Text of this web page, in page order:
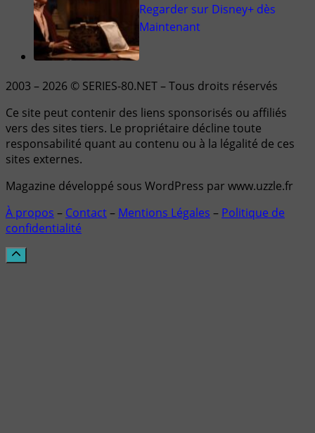
Regarder sur Disney+ dès
Maintenant
2003 – 2026 © SERIES-80.NET – Tous droits réservés
Ce site peut contenir des liens sponsorisés ou affiliés
vers des sites tiers. Le propriétaire décline toute
responsabilité quant au contenu ou à la légalité de ces
sites externes.
Magazine développé sous WordPress par www.uzzle.fr
À propos – Contact– Mentions Légales – Politique de
confidentialité